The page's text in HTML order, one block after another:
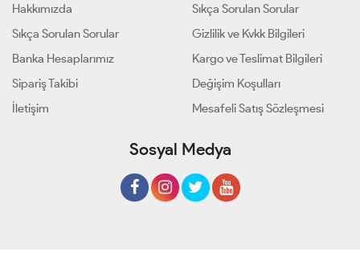
Hakkımızda
Sıkça Sorulan Sorular
Banka Hesaplarımız
Sipariş Takibi
İletişim
Sıkça Sorulan Sorular
Gizlilik ve Kvkk Bilgileri
Kargo ve Teslimat Bilgileri
Değişim Koşulları
Mesafeli Satış Sözleşmesi
Sosyal Medya